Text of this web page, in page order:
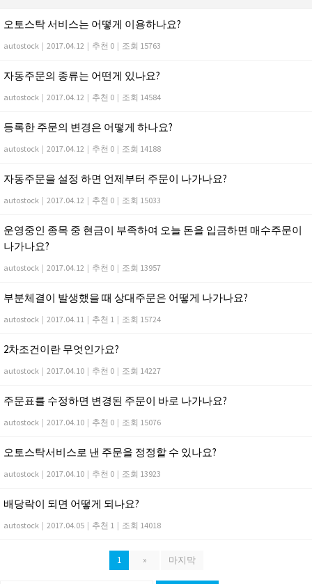
오토스탁 서비스는 어떻게 이용하나요?
autostock | 2017.04.12 | 추천 0 | 조회 15763
자동주문의 종류는 어떤게 있나요?
autostock | 2017.04.12 | 추천 0 | 조회 14584
등록한 주문의 변경은 어떻게 하나요?
autostock | 2017.04.12 | 추천 0 | 조회 14188
자동주문을 설정 하면 언제부터 주문이 나가나요?
autostock | 2017.04.12 | 추천 0 | 조회 15033
운영중인 종목 중 현금이 부족하여 오늘 돈을 입금하면 매수주문이
나가나요?
autostock | 2017.04.12 | 추천 0 | 조회 13957
부분체결이 발생했을 때 상대주문은 어떻게 나가나요?
autostock | 2017.04.11 | 추천 1 | 조회 15724
2차조건이란 무엇인가요?
autostock | 2017.04.10 | 추천 0 | 조회 14227
주문표를 수정하면 변경된 주문이 바로 나가나요?
autostock | 2017.04.10 | 추천 0 | 조회 15076
오토스탁서비스로 낸 주문을 정정할 수 있나요?
autostock | 2017.04.10 | 추천 0 | 조회 13923
배당락이 되면 어떻게 되나요?
autostock | 2017.04.05 | 추천 1 | 조회 14018
1 » 마지막